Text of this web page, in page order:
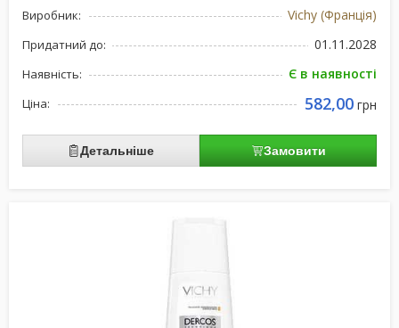
Виробник: Vichy (Франція)
Придатний до: 01.11.2028
Наявність: Є в наявності
Ціна: 582,00 грн
Детальніше Замовити